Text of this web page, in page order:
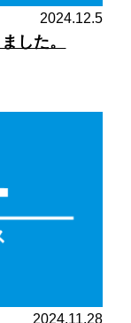
2024.12.5
した。
2024.11.28